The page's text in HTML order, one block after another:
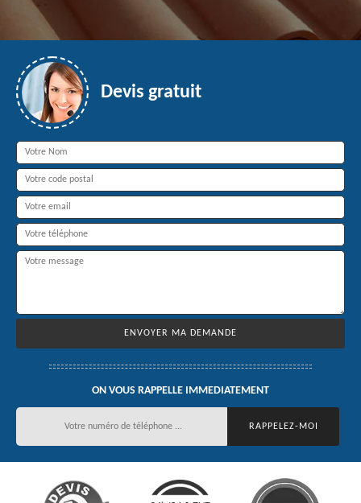
Devis gratuit
ON VOUS RAPPELLE IMMEDIATEMENT